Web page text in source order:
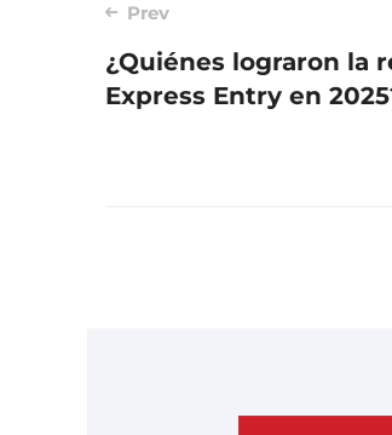
Post
navigation
Prev
¿Quiénes lograron la
Express Entry en